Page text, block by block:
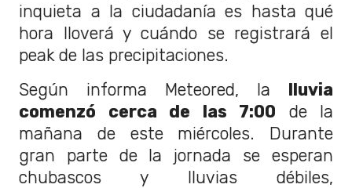
inquieta a la ciudadanía es hasta qué
hora lloverá y cuándo se registrará el
peak de las precipitaciones.
Según informa Meteored, la lluvia
comenzó cerca de las 7:00 de la
mañana de este miércoles. Durante
gran parte de la jornada se esperan
chubascos y lluvias débiles,